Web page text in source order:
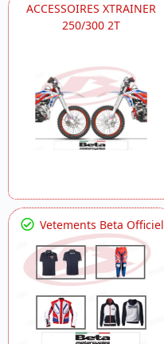
ACCESSOIRES XTRAINER
250/300 2T
Vetements Beta Officiel